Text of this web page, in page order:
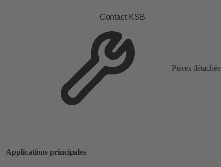
Contact KSB
Pièces
Applications principales